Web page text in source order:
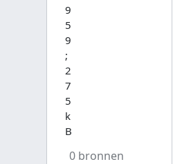
9
5
9
;
2
7
5
k
B
0 bronnen